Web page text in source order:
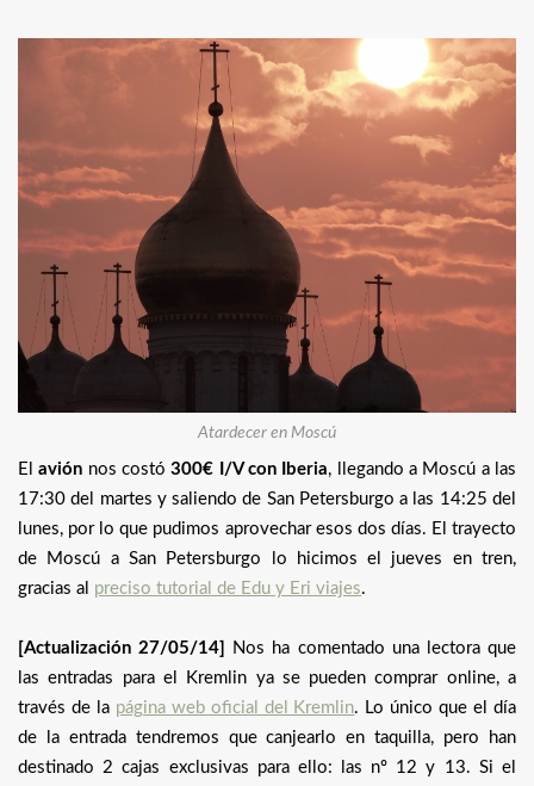
Atardecer en Moscú
Elavión nos costó300€ I/V con Iberia, llegando a Moscú a las
17:30 del martes y saliendo de San Petersburgo a las 14:25 del
lunes, por lo que pudimos aprovechar esos dos días. El trayecto
de Moscú a San Petersburgo lo hicimos el jueves en tren,
gracias al preciso tutorial de Edu y Eri viajes.
[Actualización 27/05/14]
Nos ha comentado una lectora que
las entradas para el Kremlin ya se pueden comprar online, a
través de la página web oficial del Kremlin. Lo único que el día
de la entrada tendremos que canjearlo en taquilla, pero han
destinado 2 cajas exclusivas para ello: las nº 12 y 13. Si el